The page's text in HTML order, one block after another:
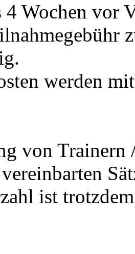
4 Wochen vor
werden
von Trainern
ist